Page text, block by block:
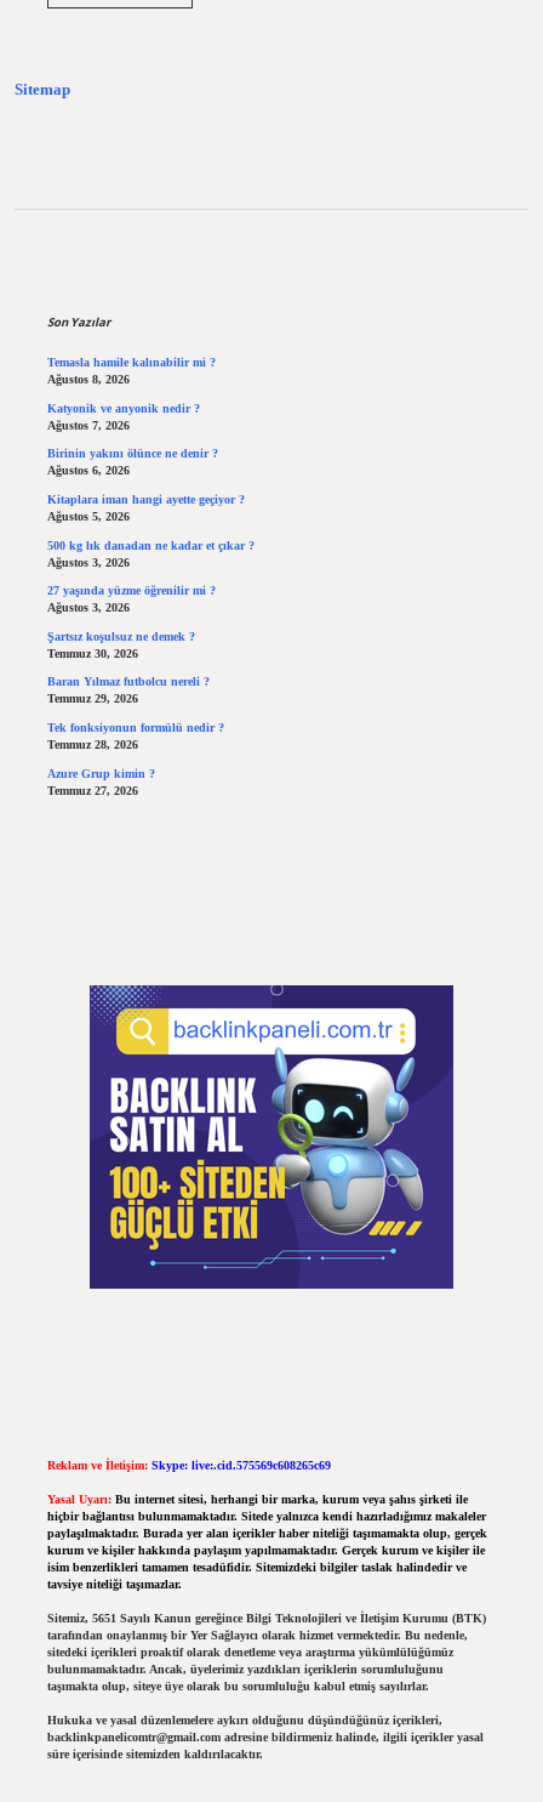
Sitemap
Son Yazılar
Temasla hamile kalınabilir mi ?
Ağustos 8, 2026
Katyonik ve anyonik nedir ?
Ağustos 7, 2026
Birinin yakını ölünce ne denir ?
Ağustos 6, 2026
Kitaplara iman hangi ayette geçiyor ?
Ağustos 5, 2026
500 kg lık danadan ne kadar et çıkar ?
Ağustos 3, 2026
27 yaşında yüzme öğrenilir mi ?
Ağustos 3, 2026
Şartsız koşulsuz ne demek ?
Temmuz 30, 2026
Baran Yılmaz futbolcu nereli ?
Temmuz 29, 2026
Tek fonksiyonun formülü nedir ?
Temmuz 28, 2026
Azure Grup kimin ?
Temmuz 27, 2026
Reklam ve İletişim: Skype: live:.cid.575569c608265c69
Yasal Uyarı: Bu internet sitesi, herhangi bir marka, kurum veya şahıs şirketi ile
hiçbir bağlantısı bulunmamaktadır. Sitede yalnızca kendi hazırladığımız makaleler
paylaşılmaktadır. Burada yer alan içerikler haber niteliği taşımamakta olup, gerçek
kurum ve kişiler hakkında paylaşım yapılmamaktadır. Gerçek kurum ve kişiler ile
isim benzerlikleri tamamen tesadüfidir. Sitemizdeki bilgiler taslak halindedir ve
tavsiye niteliği taşımazlar.
Sitemiz, 5651 Sayılı Kanun gereğince Bilgi Teknolojileri ve İletişim Kurumu (BTK)
tarafından onaylanmış bir Yer Sağlayıcı olarak hizmet vermektedir. Bu nedenle,
sitedeki içerikleri proaktif olarak denetleme veya araştırma yükümlülüğümüz
bulunmamaktadır. Ancak, üyelerimiz yazdıkları içeriklerin sorumluluğunu
taşımakta olup, siteye üye olarak bu sorumluluğu kabul etmiş sayılırlar.
Hukuka ve yasal düzenlemelere aykırı olduğunu düşündüğünüz içerikleri,
backlinkpanelicomtr@gmail.comadresine bildirmeniz halinde, ilgili içerikler yasal
süre içerisinde sitemizden kaldırılacaktır.